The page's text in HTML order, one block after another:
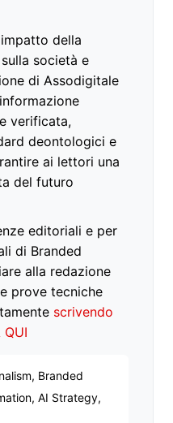
della
società e
di Assodigitale
verificata,
deontologici e
ai lettori una
del futuro
editoriali e per
di Branded
alla redazione
prove tecniche
scrivendo
Branded
AI Strategy,